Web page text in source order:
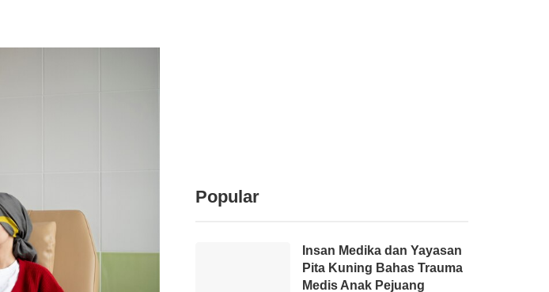
Popular
Insan Medika dan Yayasan
Pita Kuning Bahas Trauma
Medis Anak Pejuang